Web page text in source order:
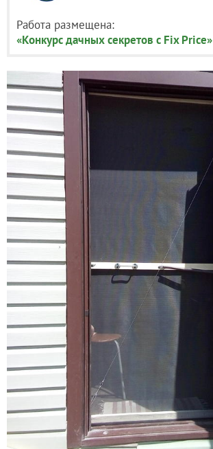
Работа размещена:
«Конкурс дачных секретов с Fix Price»